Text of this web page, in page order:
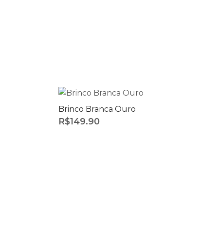
Brinco Branca Ouro
R$149.90